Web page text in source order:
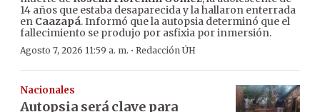
14 años que estaba desaparecida y la hallaron enterrada
en Caazapá. Informó que la autopsia determinó que el
fallecimiento se produjo por asfixia por inmersión.
Agosto 7, 2026 11:59 a. m. · Redacción ÚH
Nacionales
Autopsia será clave para